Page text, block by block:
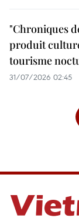
"Chroniques
produit
tourisme
31/07/2026 02:45